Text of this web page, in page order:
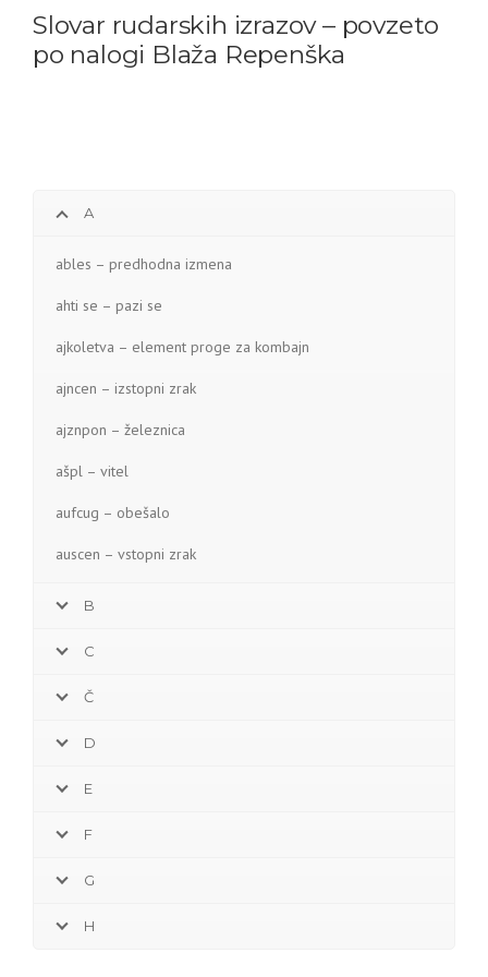
Slovar rudarskih izrazov – povzeto
po nalogi Blaža Repenška
A
ables – predhodna izmena
ahti se – pazi se
ajkoletva – element proge za kombajn
ajncen – izstopni zrak
ajznpon – železnica
ašpl – vitel
aufcug – obešalo
auscen – vstopni zrak
B
C
Č
D
E
F
G
H